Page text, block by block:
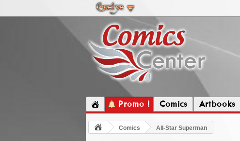
Promo ! Comics Artbooks
Comics All-Star Superman